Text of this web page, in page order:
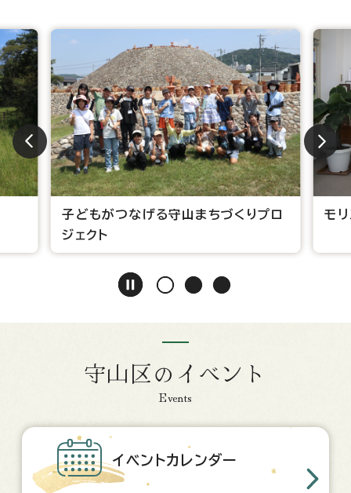
子どもがつなげる守山まちづくりプロ
ジェクト
モ
守山区のイベント
Events
イベントカレンダー